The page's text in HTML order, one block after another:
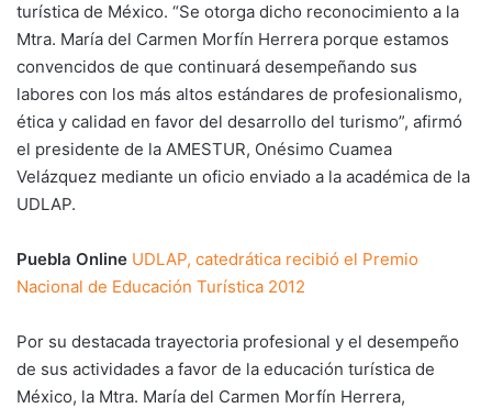
turística de México. “Se otorga dicho reconocimiento a la
Mtra. María del Carmen Morfín Herrera porque estamos
convencidos de que continuará desempeñando sus
labores con los más altos estándares de profesionalismo,
ética y calidad en favor del desarrollo del turismo”, afirmó
el presidente de la AMESTUR, Onésimo Cuamea
Velázquez mediante un oficio enviado a la académica de la
UDLAP.
Puebla Online UDLAP, catedrática recibió el Premio
Nacional de Educación Turística 2012
Por su destacada trayectoria profesional y el desempeño
de sus actividades a favor de la educación turística de
México, la Mtra. María del Carmen Morfín Herrera,